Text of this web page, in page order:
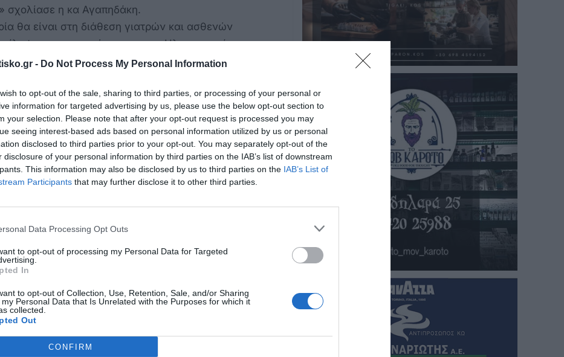
- Do Not Process My Personal Information
to opt-out of the sale, sharing to third parties, or processing of your personal or
information for targeted advertising by us, please use the below opt-out section to
your selection. Please note that after your opt-out request is processed you may
seeing interest-based ads based on personal information utilized by us or personal
disclosed to third parties prior to your opt-out. You may separately opt-out of the
disclosure of your personal information by third parties on the IAB’s list of downstream
This information may also be disclosed by us to third parties on the IAB’s List of
Participants that may further disclose it to other third parties.
Data Processing Opt Outs
to opt-out of processing my Personal Data for Targeted
In
to opt-out of Collection, Use, Retention, Sale, and/or Sharing
my Personal Data that Is Unrelated with the Purposes for which it
collected.
Out
CONFIRM
σχολίασε η κα Αγαπηδάκη.
θα είναι στη διάθεση γιατρών και ασθενών
και καταχώρησης στον Ηλεκτρονικό
φθινόπωρο στο πρόγραμμα «Προλαμβάνω» θα
για την πρόληψη της νεφρικής
και καταπολέμηση της παχυσαρκίας.
κρησφύγετο δειλίας και χυδαιότητας!